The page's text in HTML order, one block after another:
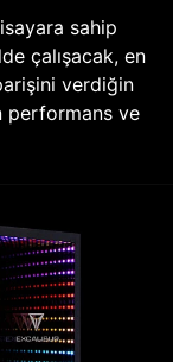
sahip
çalışacak, en
verdiğin
performans ve